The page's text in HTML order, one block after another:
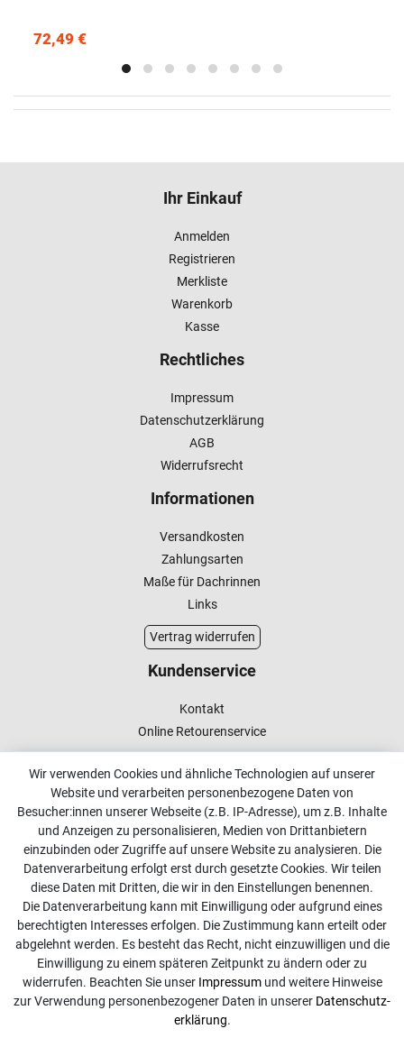
72,49 €
Ihr Einkauf
Anmelden
Registrieren
Merkliste
Warenkorb
Kasse
Rechtliches
Impressum
Datenschutzerklärung
AGB
Widerrufsrecht
Informationen
Versandkosten
Zahlungsarten
Maße für Dachrinnen
Links
Vertrag widerrufen
Kundenservice
Kontakt
Online Retourenservice
Kontakt
info@dachdecker-shop.de
+49 3501 507295
Montag - Freitag, 08:00 - 16:00
Anrufe aus dem dt. Festnetz zum Ortstarif, Preise aus dem
Mobilfunknetz ggf. abweichend (abhängig vom Provider).
Wir verwenden Cookies und ähnliche Technologien auf unserer
Website und verarbeiten personenbezogene Daten von
Besucher:innen unserer Webseite (z.B. IP-Adresse), um z.B. Inhalte
und Anzeigen zu personalisieren, Medien von Drittanbietern
einzubinden oder Zugriffe auf unsere Website zu analysieren. Die
Datenverarbeitung erfolgt erst durch gesetzte Cookies. Wir teilen
diese Daten mit Dritten, die wir in den Einstellungen benennen.
Die Datenverarbeitung kann mit Einwilligung oder aufgrund eines
berechtigten Interesses erfolgen. Die Zustimmung kann erteilt oder
abgelehnt werden. Es besteht das Recht, nicht einzuwilligen und die
Einwilligung zu einem späteren Zeitpunkt zu ändern oder zu
widerrufen. Beachten Sie unser Impressumund weitere Hinweise
zur Verwendung personenbezogener Daten in unserer Daten­schutz­
erklärung.